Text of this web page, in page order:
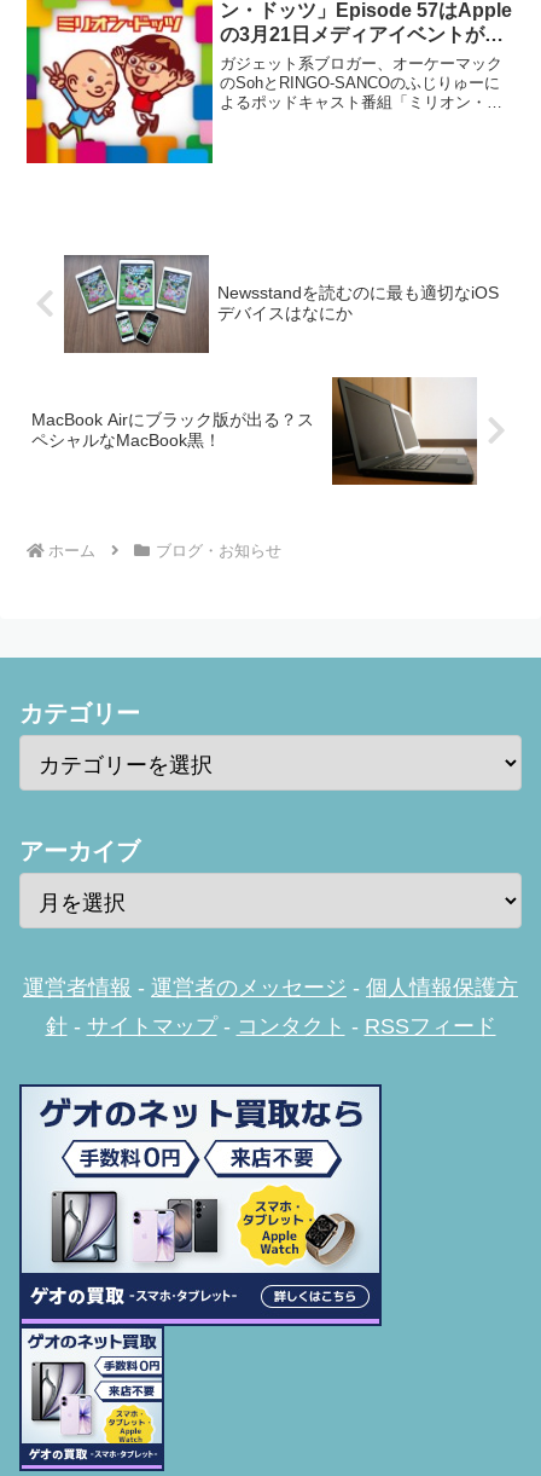
ン・ドッツ」Episode 57はApple
の3月21日メディアイベントがテ
ーマ！
ガジェット系ブロガー、オーケーマック
のSohとRINGO-SANCOのふじりゅーに
よるポッドキャスト番組「ミリオン・ド
Newsstandを読むのに最も適切なiOS
デバイスはなにか
MacBook Airにブラック版が出る？ス
ペシャルなMacBook黒！
ホーム ブログ・お知らせ
カテゴリー
アーカイブ
運営者情報 - 運営者のメッセージ - 個人情報保護方
針- サイトマップ- コンタクト - RSSフィード